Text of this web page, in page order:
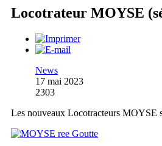
Locotrateur MOYSE
News
17 mai 2023
2303
Les nouveaux Locotracteurs